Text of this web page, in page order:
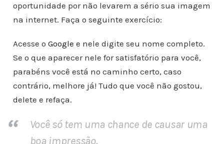
oportunidade por não levarem a sério sua imagem
na internet. Faça o seguinte exercício:
Acesse o Google e nele digite seu nome completo.
Se o que aparecer nele for satisfatório para você,
parabéns você está no caminho certo, caso
contrário, melhore já! Tudo que você não gostou,
delete e refaça.
Você só tem uma chance de causar uma
boa impressão.